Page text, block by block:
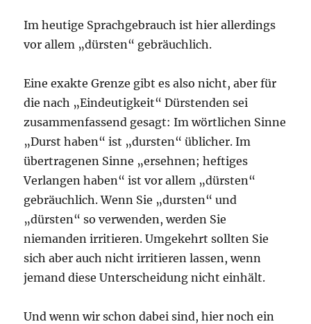
Im heutige Sprachgebrauch ist hier allerdings
vor allem „dürsten“ gebräuchlich.
Eine exakte Grenze gibt es also nicht, aber für
die nach „Eindeutigkeit“ Dürstenden sei
zusammenfassend gesagt: Im wörtlichen Sinne
„Durst haben“ ist „dursten“ üblicher. Im
übertragenen Sinne „ersehnen; heftiges
Verlangen haben“ ist vor allem „dürsten“
gebräuchlich. Wenn Sie „dursten“ und
„dürsten“ so verwenden, werden Sie
niemanden irritieren. Umgekehrt sollten Sie
sich aber auch nicht irritieren lassen, wenn
jemand diese Unterscheidung nicht einhält.
Und wenn wir schon dabei sind, hier noch ein